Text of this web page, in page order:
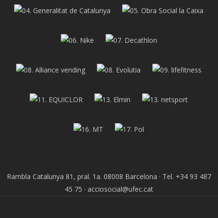
Rambla Catalunya 81, pral. 1a. 08008 Barcelona · Tel. +34 93 487
45 75 · acciosocial@ufec.cat